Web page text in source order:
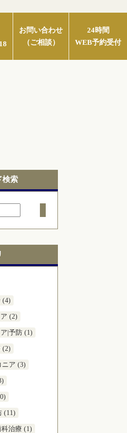
お問い合わせ
（ご相談）
24時間
WEB予約受付
検索
(4)
(2)
|予防 (1)
(2)
ニア (3)
(11)
治療 (1)